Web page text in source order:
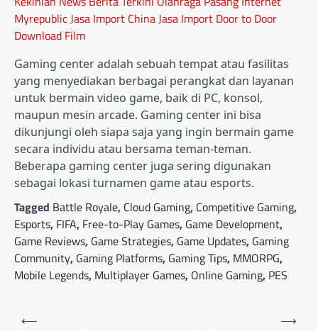
MyrepublicJasa Import ChinaJasa Import Door to Door
Download Film
Gaming center adalah sebuah tempat atau fasilitas
yang menyediakan berbagai perangkat dan layanan
untuk bermain video game, baik di PC, konsol,
maupun mesin arcade. Gaming center ini bisa
dikunjungi oleh siapa saja yang ingin bermain game
secara individu atau bersama teman-teman.
Beberapa gaming center juga sering digunakan
sebagai lokasi turnamen game atau esports.
Tagged Battle Royale, Cloud Gaming, Competitive Gaming,
Esports, FIFA, Free-to-Play Games, Game Development,
Game Reviews, Game Strategies, Game Updates, Gaming
Community, Gaming Platforms, Gaming Tips, MMORPG,
Mobile Legends, Multiplayer Games, Online Gaming, PES
Post
⟵
⟶